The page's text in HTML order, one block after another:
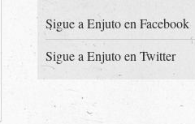
Sigue a Enjuto en Facebook
Sigue a Enjuto en Twitter